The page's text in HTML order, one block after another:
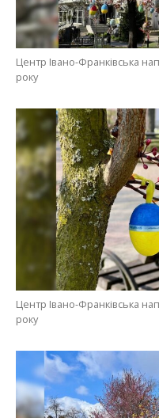
Центр Івано-Франківська
року
Центр Івано-Франківська
року